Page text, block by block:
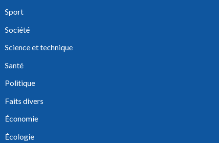
Sport
Société
Science et technique
Santé
Politique
Faits divers
Économie
Écologie